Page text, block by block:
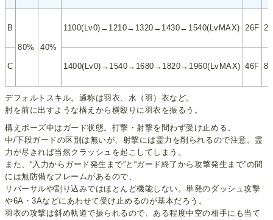
B
80% 40%
1100(Lv0)→1210→1320→1430→1540(LvMAX) 26F
C 1400(Lv0)→1540→1680→1820→1960(LvMAX) 46F
デフォルトスキル。通称は羽衣、水（羽）衣など。
肘を前に出すような構えから横殴りに羽衣を振るう。
構えポーズ中はガード状態。打撃・射撃を問わず受け止める。
中/下段ガードの区別は無いが、射撃には霊力を削られるので注意。霊
力が尽きれば当然クラッシュを起こしてしまう。
また、“入力からガード発生まで”と“ガード終了から攻撃発生まで”の間
には無防備なフレームがあるので、
リバーサルや割り込みではほとんど機能しない。単発のダッシュ攻撃
や6A・3Aなどにあわせて受け止めるのが基本だろう。
羽衣の攻撃は斜め軌道で振られるので、ある程度中空の相手にも当て